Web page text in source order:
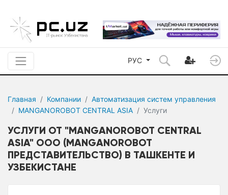
РУС
Главная Компании
Автоматизация систем управления
MANGANOROBOT CENTRAL ASIA
Услуги
УСЛУГИ ОТ "MANGANOROBOT CENTRAL
ASIA" ООО (MANGANOROBOT
ПРЕДСТАВИТЕЛЬСТВО) В ТАШКЕНТЕ И
УЗБЕКИСТАНЕ